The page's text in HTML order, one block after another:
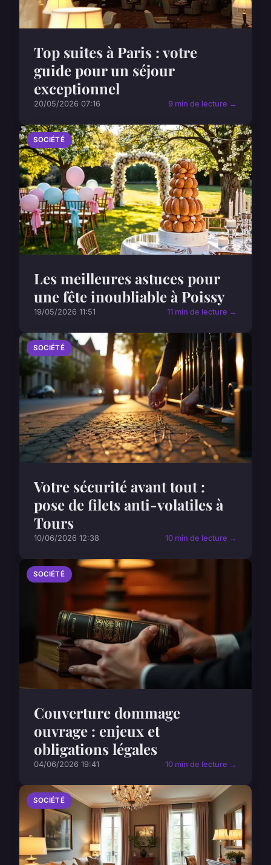
Top suites à Paris : votre
guide pour un séjour
exceptionnel
20/05/2026 07:16 9 min de lecture →
SOCIÉTÉ
Les meilleures astuces pour
une fête inoubliable à Poissy
19/05/2026 11:51 11 min de lecture →
SOCIÉTÉ
Votre sécurité avant tout :
pose de filets anti-volatiles à
Tours
10/06/2026 12:38 10 min de lecture →
SOCIÉTÉ
Couverture dommage
ouvrage : enjeux et
obligations légales
04/06/2026 19:41 10 min de lecture →
SOCIÉTÉ